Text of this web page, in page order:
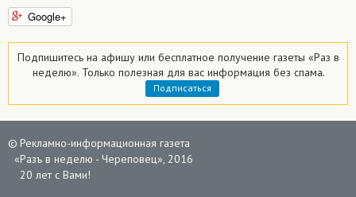
Google+
Подпишитесь на афишу или бесплатное получение газеты «Раз в
неделю». Только полезная для вас информация без спама.
Подписаться
© Рекламно-информационная газета
«Разъ в неделю - Череповец», 2016
20 лет с Вами!